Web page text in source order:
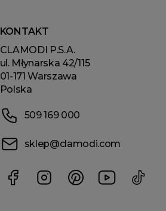
KONTAKT
CLAMODI P.S.A.
ul. Młynarska 42/115
01-171 Warszawa
Polska
509 169 000
sklep@clamodi.com